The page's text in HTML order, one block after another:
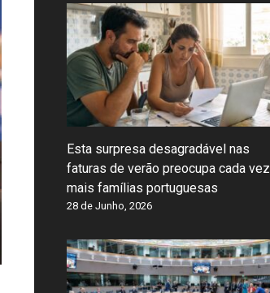
Esta surpresa desagradável nas
faturas de verão preocupa cada vez
mais famílias portuguesas
28 de Junho, 2026